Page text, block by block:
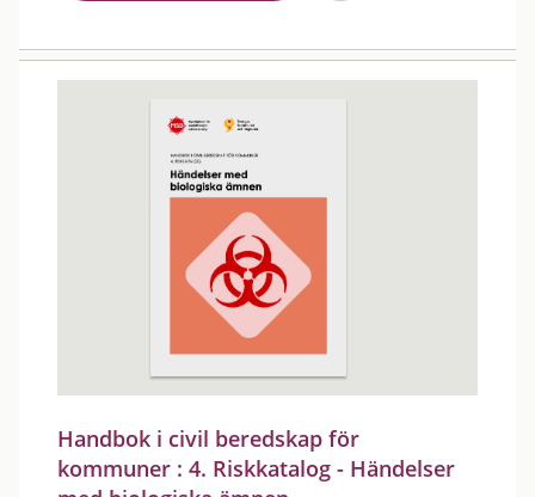
Handbok i civil beredskap för
kommuner : 4. Riskkatalog - Händelser